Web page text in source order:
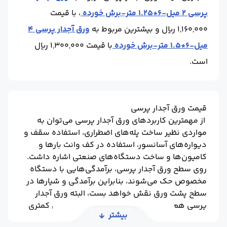
پرسی 2 میل-6*1.25 متر-برش خورده
، با قیمت
1,160,000 ریال و بیشترین مربوط به
ورق آجدار پرسی 4
میل-6*1.5 متر-برش خورده
با قیمت 1,300,000 ریال
است.
قیمت ورق آجدار پرسی
از مهمترین کاربردهای ورق آجدار پرسی می‌توان به
مواردی نظیر ساخت پله‌های اضطراری، استفاده سقف و
دیواره‌های آسانسور، استفاده در کف وانت بارها و
کامیون‌ها و ساخت دستگاه‌های صنعتی اشاره داشت.
روی سطح ورق آجدار پرسی، برآمدگی‌هایی با دستگاه
مخصوص حک می‌شوند، بنابراین برآمدگی و شیارها در
سطح پشت ورق نقش خواهد بست، البته ورق آجدار
پرسی هم نسبت به نوع فابریک آن، دارای وزن کمتری
بیشتر